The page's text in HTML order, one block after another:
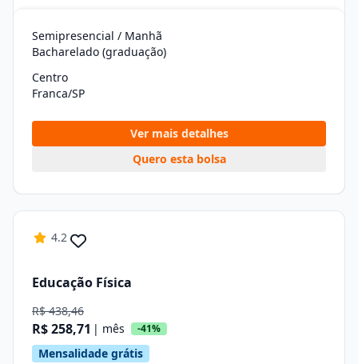
Semipresencial / Manhã
Bacharelado (graduação)
Centro
Franca/SP
Ver mais detalhes
Quero esta bolsa
4.2
Educação Física
R$ 438,46
R$ 258,71 | mês -41%
Mensalidade grátis